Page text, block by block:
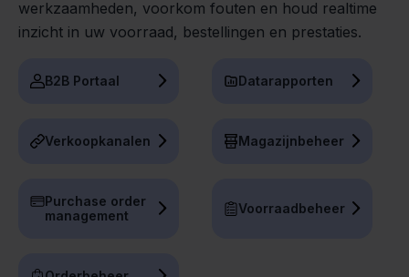
werkzaamheden, voorkom fouten en houd realtime
inzicht in uw voorraad, bestellingen en prestaties.
B2B Portaal Datarapporten
Verkoopkanalen Magazijnbeheer
Purchase order
management
Voorraadbeheer